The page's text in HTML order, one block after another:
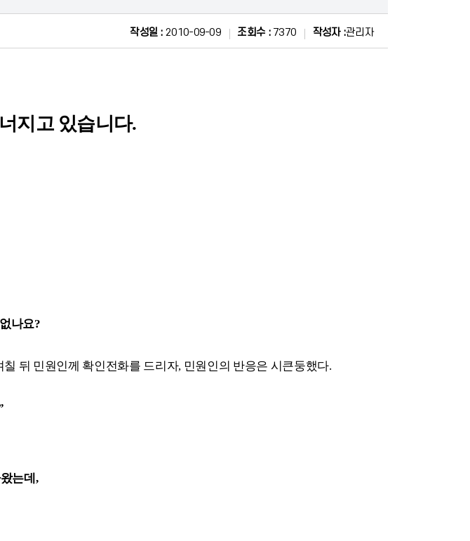
작성일 : 2010-09-09 조회수 :7370 작성자 :관리자
지고 있습니다.
나요?
뒤 민원인께 확인전화를 드리자, 민원인의 반응은 시큰둥했다.
는데,